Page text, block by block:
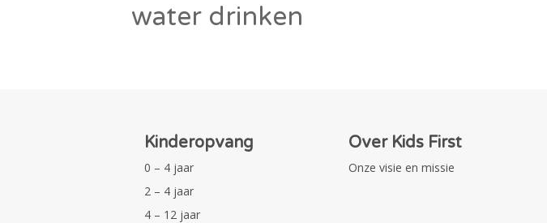
water drinken
Kinderopvang
0 – 4 jaar
2 – 4 jaar
4 – 12 jaar
Over Kids First
Onze visie en missie